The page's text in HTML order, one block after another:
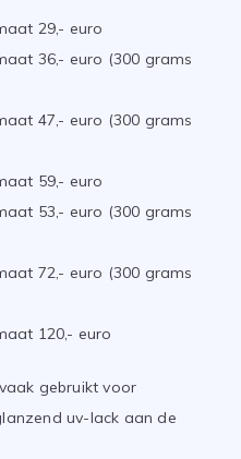
29,- euro
36,- euro (300 grams
47,- euro (300 grams
59,- euro
53,- euro (300 grams
72,- euro (300 grams
120,- euro
gebruikt voor
uv-lack aan de